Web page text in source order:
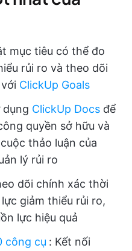
mục tiêu có thể đo
rủi ro và theo dõi
ClickUp Goals
dụng ClickUp Docs để
quyền sở hữu và
thảo luận của
lý rủi ro
dõi chính xác thời
giảm thiểu rủi ro,
lực hiệu quả
công cụ : Kết nối